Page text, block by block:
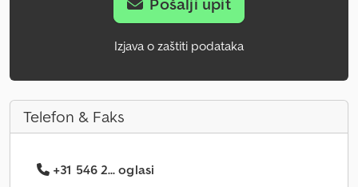
Izjava o zaštiti podataka
Telefon & Faks
+31 546 2... oglasi